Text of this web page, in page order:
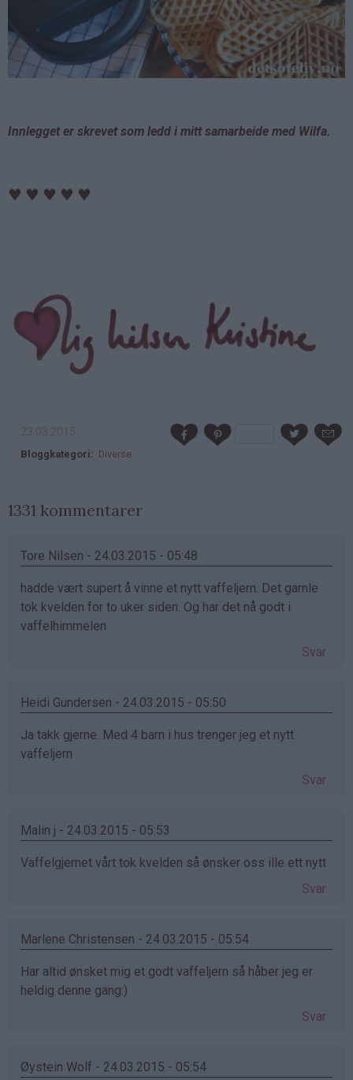
Innlegget er skrevet som ledd i mitt samarbeide med Wilfa.
♥ ♥ ♥ ♥ ♥
Bloggkategori Diverse
1331 kommentarer
Tore Nilsen - 24.03.2015 - 05:48
hadde vært supert å vinne et nytt vaffeljern. Det gamle
tok kvelden for to uker siden. Og har det nå godt i
vaffelhimmelen
Svar
Heidi Gundersen - 24.03.2015 - 05:50
Ja takk gjerne. Med 4 barn i hus trenger jeg et nytt
vaffeljern
Svar
Malin j - 24.03.2015 - 05:53
Vaffelgjernet vårt tok kvelden så ønsker oss ille ett nytt
Svar
Marlene Christensen - 24.03.2015 - 05:54
Har altid ønsket mig et godt vaffeljern så håber jeg er
heldig denne gang:)
Svar
Øystein Wolf - 24.03.2015 - 05:54